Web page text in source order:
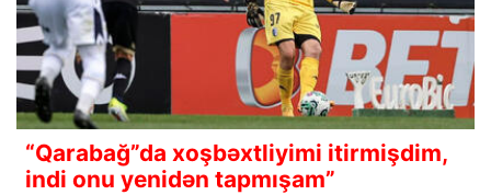
“Qarabağ”da xoşbəxtliyimi itirmişdim,
indi onu yenidən tapmışam”